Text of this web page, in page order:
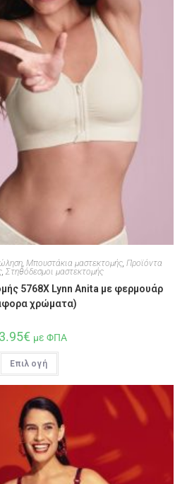
, Μπουστάκια μαστεκτομής, Προϊόντα
, Στηθόδεσμοι μαστεκτομής
5768X Lynn Anita με φερμουάρ
χρώματα)
€ με ΦΠΑ
Επιλογή